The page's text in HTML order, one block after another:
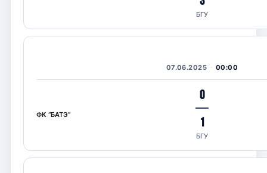
БГУ
07.06.2025 00:00
ФК “БАТЭ”
0
—
1
БГУ